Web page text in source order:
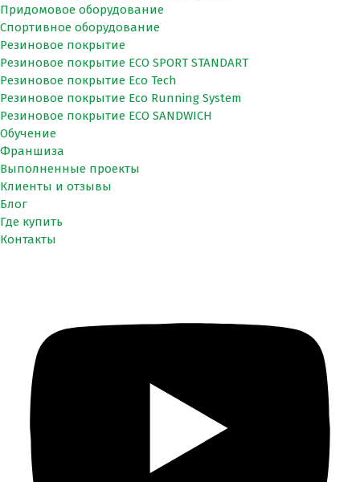
Придомовое оборудование
Спортивное оборудование
Резиновое покрытие
Резиновое покрытие ECO SPORT STANDART
Резиновое покрытие Eco Tech
Резиновое покрытие Eco Running System
Резиновое покрытие ECO SANDWICH
Обучение
Франшиза
Выполненные проекты
Клиенты и отзывы
Блог
Где купить
Контакты